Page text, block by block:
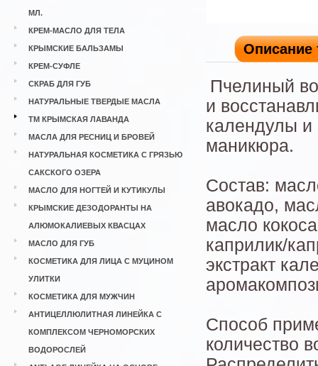
МЛ.
КРЕМ-МАСЛО ДЛЯ ТЕЛА
КРЫМСКИЕ БАЛЬЗАМЫ
КРЕМ-СУФЛЕ
СКРАБ ДЛЯ ГУБ
НАТУРАЛЬНЫЕ ТВЕРДЫЕ МАСЛА
ТМ КРЫМСКАЯ ЛАВАНДА
МАСЛА ДЛЯ РЕСНИЦ И БРОВЕЙ
НАТУРАЛЬНАЯ КОСМЕТИКА С ГРЯЗЬЮ
САКСКОГО ОЗЕРА
МАСЛО ДЛЯ НОГТЕЙ И КУТИКУЛЫ
КРЫМСКИЕ ДЕЗОДОРАНТЫ НА
АЛЮМОКАЛИЕВЫХ КВАСЦАХ
МАСЛО ДЛЯ ГУБ
КОСМЕТИКА ДЛЯ ЛИЦА С МУЦИНОМ
УЛИТКИ
КОСМЕТИКА ДЛЯ МУЖЧИН
АНТИЦЕЛЛЮЛИТНАЯ ЛИНЕЙКА С
КОМПЛЕКСОМ ЧЕРНОМОРСКИХ
ВОДОРОСЛЕЙ
Описание
Пчелиный
и
календулы и
маникюра.
Состав:
авокадо,
масло
каприлик/
экстракт
Способ
количество